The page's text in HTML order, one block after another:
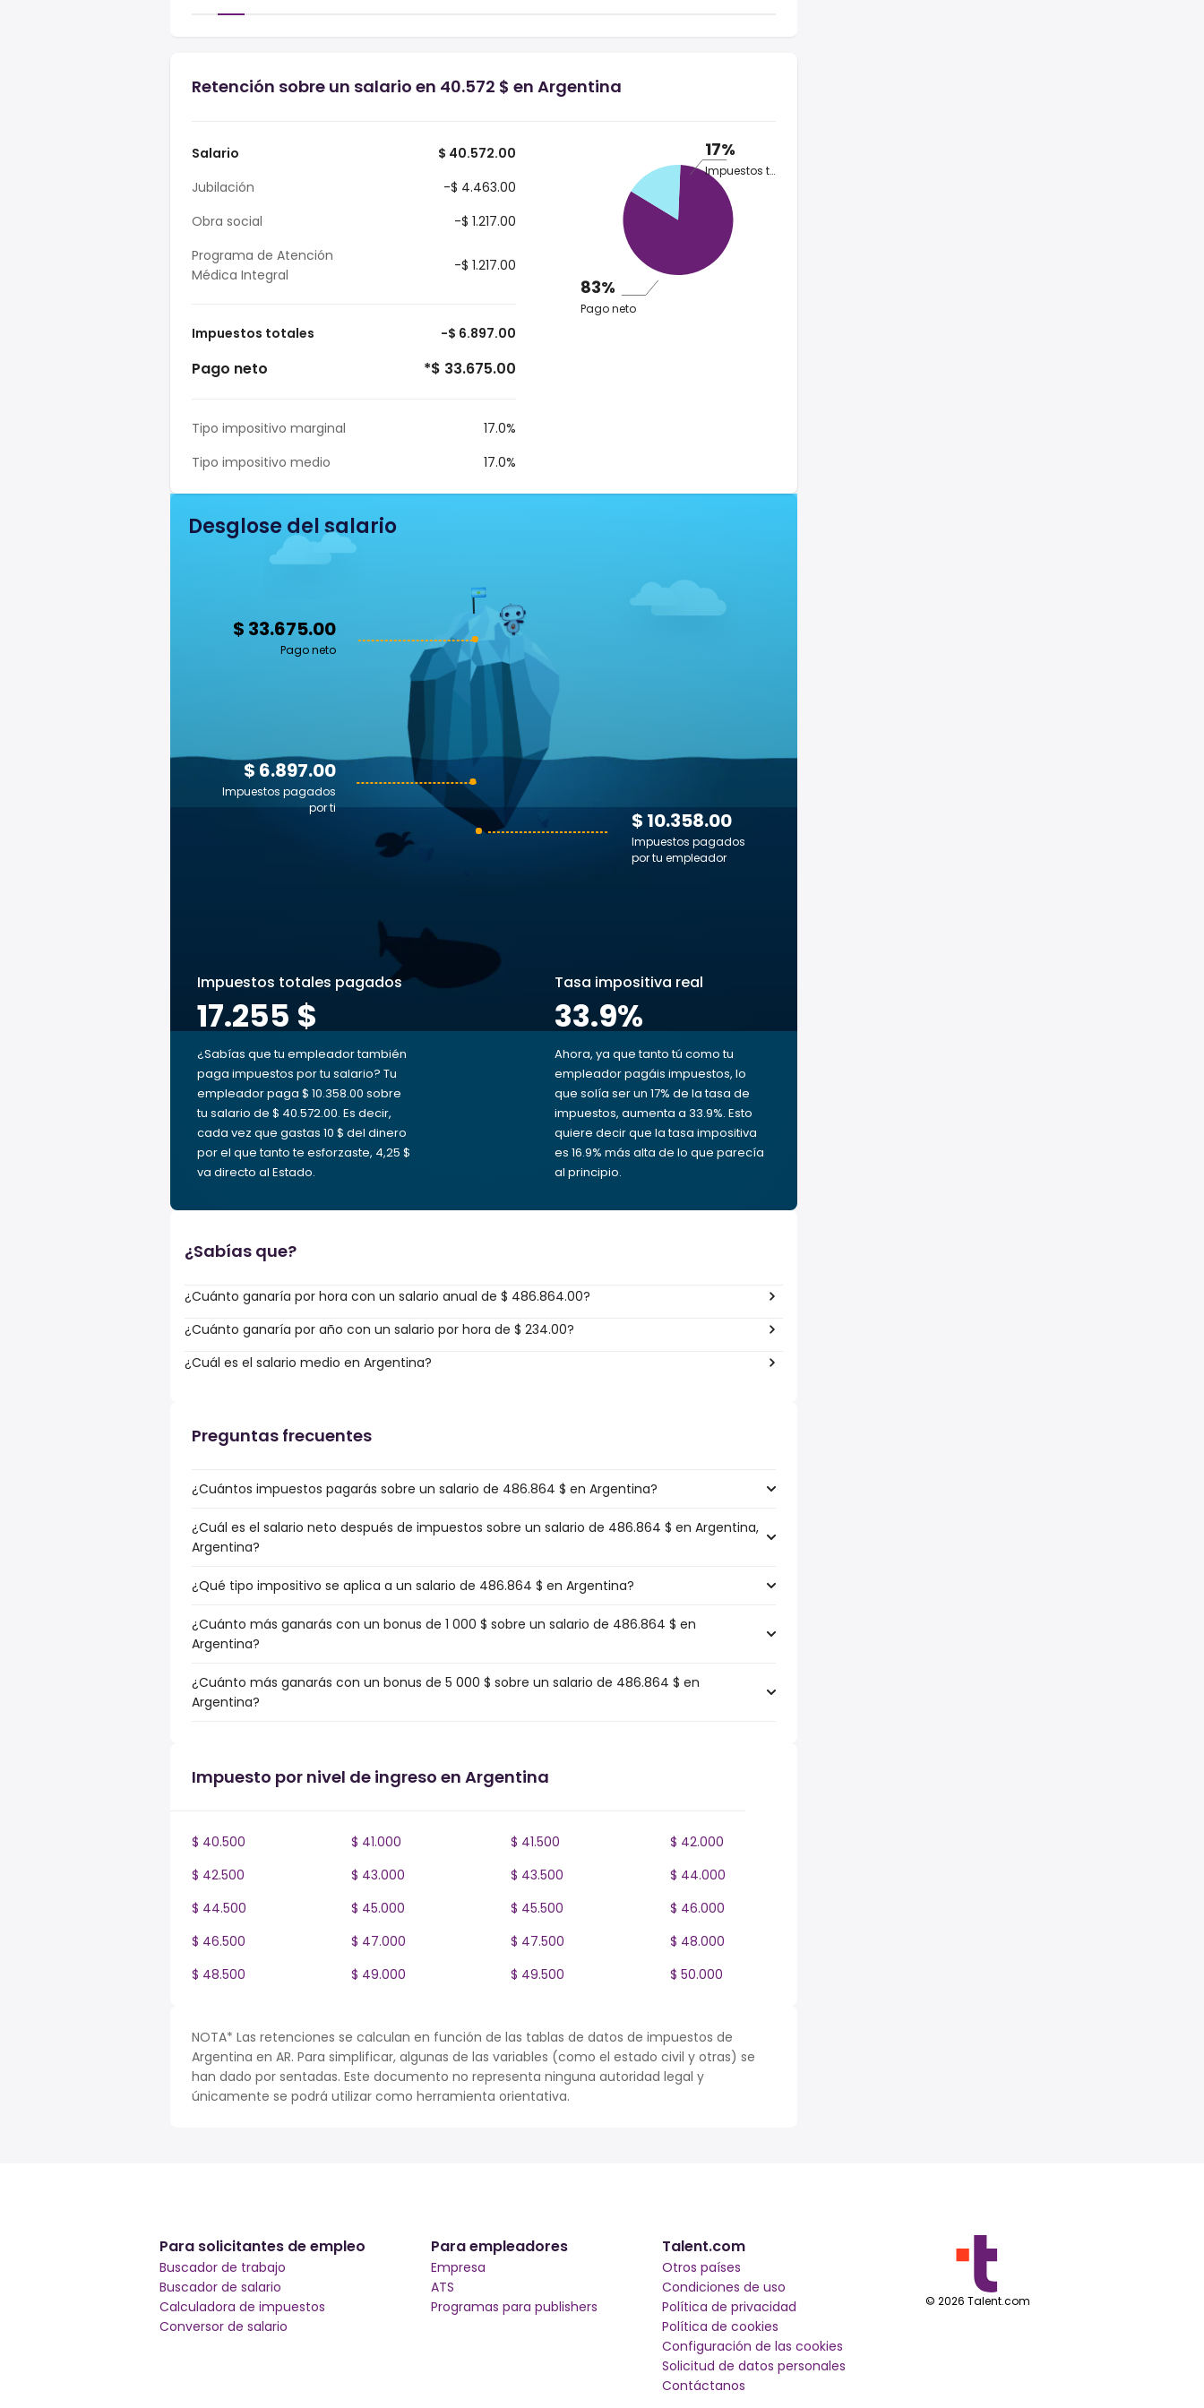
Retención sobre un salario en 40.572 $ en Argentina
Salario
$ 40.572.00
Jubilación
-$ 4.463.00
Obra social
-$ 1.217.00
Programa de Atención
Médica Integral
-$ 1.217.00
Impuestos totales -$ 6.897.00
Pago neto *$ 33.675.00
Tipo impositivo marginal
17.0%
Tipo impositivo medio
17.0%
17%
Impuestos totales
83%
Pago neto
Desglose del salario
$ 33.675.00
Pago neto
$ 10.358.00
Impuestos pagados
por tu empleador
$ 6.897.00
Impuestos pagados
por ti
Impuestos totales pagados
17.255 $
¿Sabías que tu empleador también
paga impuestos por tu salario? Tu
empleador paga $ 10.358.00 sobre
tu salario de $ 40.572.00. Es decir,
cada vez que gastas 10 $ del dinero
por el que tanto te esforzaste, 4,25 $
va directo al Estado.
Tasa impositiva real
33.9%
Ahora, ya que tanto tú como tu
empleador pagáis impuestos, lo
que solía ser un 17% de la tasa de
impuestos, aumenta a 33.9%. Esto
quiere decir que la tasa impositiva
es 16.9% más alta de lo que parecía
al principio.
¿Sabías que?
¿Cuánto ganaría por hora con un salario anual de $ 486.864.00?
¿Cuánto ganaría por año con un salario por hora de $ 234.00?
¿Cuál es el salario medio en Argentina?
Preguntas frecuentes
¿Cuántos impuestos pagarás sobre un salario de 486.864 $ en Argentina?
¿Cuál es el salario neto después de impuestos sobre un salario de 486.864 $ en Argentina,
Argentina?
¿Qué tipo impositivo se aplica a un salario de 486.864 $ en Argentina?
¿Cuánto más ganarás con un bonus de 1 000 $ sobre un salario de 486.864 $ en
Argentina?
¿Cuánto más ganarás con un bonus de 5 000 $ sobre un salario de 486.864 $ en
Argentina?
Impuesto por nivel de ingreso en Argentina
$ 40.500 $ 41.000 $ 41.500
$ 42.000
$ 42.500
$ 43.000 $ 43.500
$ 44.000
$ 44.500
$ 45.000 $ 45.500
$ 46.000
$ 46.500
$ 47.000 $ 47.500
$ 48.000
$ 48.500
$ 49.000 $ 49.500 $ 50.000
NOTA* Las retenciones se calculan en función de las tablas de datos de impuestos de
Argentina en AR. Para simplificar, algunas de las variables (como el estado civil y otras) se
han dado por sentadas. Este documento no representa ninguna autoridad legal y
únicamente se podrá utilizar como herramienta orientativa.
Para solicitantes de empleo
Buscador de trabajo
Buscador de salario
Calculadora de impuestos
Conversor de salario
Para empleadores
Empresa
ATS
Programas para publishers
Talent.com
Otros países
Condiciones de uso
Política de privacidad
Política de cookies
Configuración de las cookies
Solicitud de datos personales
Contáctanos
© 2026 Talent.com